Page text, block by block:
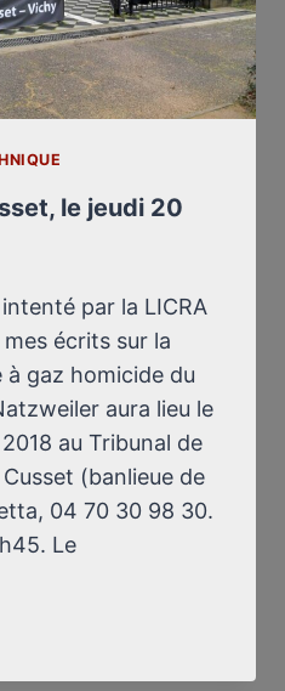
le jeudi 20
par la LICRA
écrits sur la
gaz homicide du
aura lieu le
au Tribunal de
(banlieue de
04 70 30 98 30.
Le